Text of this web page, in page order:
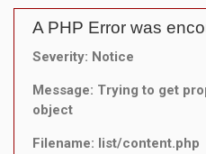
A PHP Error was
Severity: Notice
Message: Trying to get
object
Filename: list/content.php